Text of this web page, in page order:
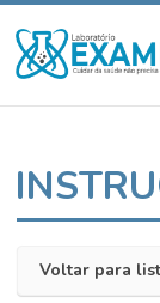
Voltar para